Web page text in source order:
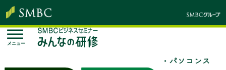
メニュー
「IT/DX・パソコンス